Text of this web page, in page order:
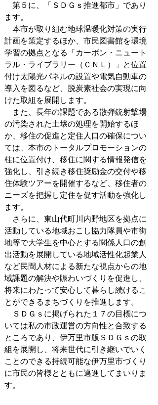
第５に、「ＳＤＧｓ推進都市」であり
ます。
本市が取り組む地球温暖化対策の実行
計画を策定するほか、市民図書館を環境
学習の拠点となる「カーボン・ニュート
ラル・ライブラリー（ＣＮＬ）」と位置
付け太陽光パネルの設置や電気自動車の
導入を図るなど、脱炭素社会の実現に向
けた取組を展開します。
また、長年の課題である散弾銃射撃場
の汚染された土壌の処理を開始するほ
か、移住の促進と定住人口の確保につい
ては、本市のトータルプロモーションの
柱に位置付け、移住に関する情報発信を
強化し、引き続き移住奨励金の交付や移
住体験ツアーを開催するなど、移住者の
ニーズを把握し定住を促す活動を強化し
ます。
さらに、東山代町川内野地区を拠点に
活動している地域おこし協力隊員や市街
地等で大学生を中心とする関係人口の創
出活動を展開している地域活性化起業人
など民間人材による新たな視点からの地
域課題の解決や賑わいづくりを促進し、
将来にわたって安心して暮らし続けるこ
とができるまちづくりを推進します。
ＳＤＧｓに掲げられた１７の目標につ
いては私の市政運営の方向性と合致する
ところであり、伊万里市版ＳＤＧｓの取
組を展開し、将来世代に引き継いでいく
ことのできる持続可能な伊万里市づくり
に市民の皆様とともに邁進してまいりま
す。